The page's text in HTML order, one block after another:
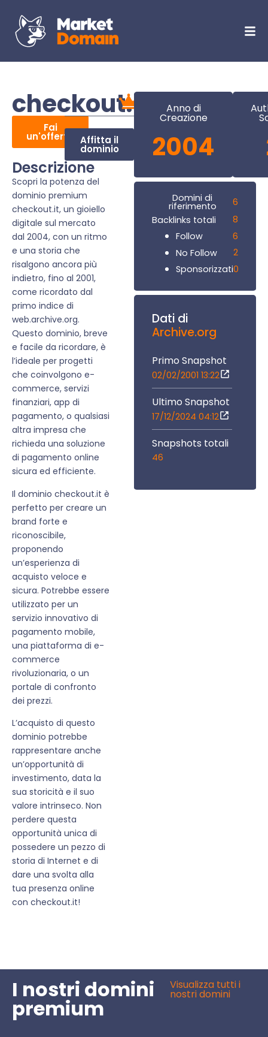
checkout.it
Fai
un'offerta Affitta il
dominio
Descrizione
Scopri la potenza del
dominio premium
checkout.it, un gioiello
digitale sul mercato
dal 2004, con un ritmo
e una storia che
risalgono ancora più
indietro, fino al 2001,
come ricordato dal
primo indice di
web.archive.org.
Questo dominio, breve
e facile da ricordare, è
l’ideale per progetti
che coinvolgono e-
commerce, servizi
finanziari, app di
pagamento, o qualsiasi
altra impresa che
richieda una soluzione
di pagamento online
sicura ed efficiente.
Il dominio checkout.it è
perfetto per creare un
brand forte e
riconoscibile,
proponendo
un’esperienza di
acquisto veloce e
sicura. Potrebbe essere
utilizzato per un
servizio innovativo di
pagamento mobile,
una piattaforma di e-
commerce
rivoluzionaria, o un
portale di confronto
dei prezzi.
L’acquisto di questo
dominio potrebbe
rappresentare anche
un’opportunità di
investimento, data la
sua storicità e il suo
valore intrinseco. Non
perdere questa
opportunità unica di
possedere un pezzo di
storia di Internet e di
dare una svolta alla
tua presenza online
con checkout.it!
Anno di
Creazione
2004
Domini di
riferimento
6
Backlinks totali
8
Follow
6
No Follow
2
Sponsorizzati0
Dati di
Archive.org
Primo Snapshot
02/02/2001 13:22
Ultimo Snapshot
17/12/2024 04:12
Snapshots totali
46
I nostri domini
premium
Visualizza tutti i
nostri domini